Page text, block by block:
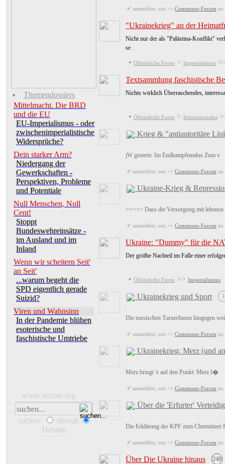
Themendossiers
Mittelmacht. Die BRD
und die EU
EU-Imperialismus - oder
zwischenimperialistische
Widersprüche?
Dein starker Arm?
Niedergang der
Gewerkschaften -
Perspektiven, Probleme
und Potentiale
Null Menschen, Null
Cent!
Stoppt
Bundeswehreinsätze -
im Ausland und im
Inland
Wenn wir scheitern Seit'
an Seit'
...warum begeht die
SPD eigentlich gerade
Suizid?
Viren und Wahnsinn
In der Pandemie blühen
esoterische und
faschistische Umtriebe
www.secarts.org
suchen:
überall
Debatte
✓ anmelden, um >> Commune-Forum zu
"Ukrainekrieg" an der
Nicht nur der als "Palästina-Konflikt"
se...
• Öffentliche Foren > Imperialismus
Textsammlung faschistische
Nichts wirklich Überraschendes,
• Öffentliche Foren > Internationales
Krieg & "antiautoritäre
jW gestern: Im Endkampfmodus Zum v
✓ anmelden, um >> Commune-Forum zu
Ukraine-Krieg &
>>>>> Dass die Versorgung mit lebensn
✓ anmelden, um >> Commune-Forum zu
Ukraine: "Dummy" für die
Der größte Nachteil im Falle einer
• Öffentliche Foren >> Imperialismus
Ukrainekrieg und Sport 1
Die russischen TurnerInnen hingegen
✓ anmelden, um >> Commune-Forum zu
Ukrainekrieg: Merz (und
Merz bringt 's auf den Punkt: Merz f�
✓ anmelden, um >> Commune-Forum zu
Über die 'Erfurter'
Die Erklärung der KPF zum Chemnitzer
✓ anmelden, um >> Commune-Forum zu
Über Die Ukraine hinaus
248